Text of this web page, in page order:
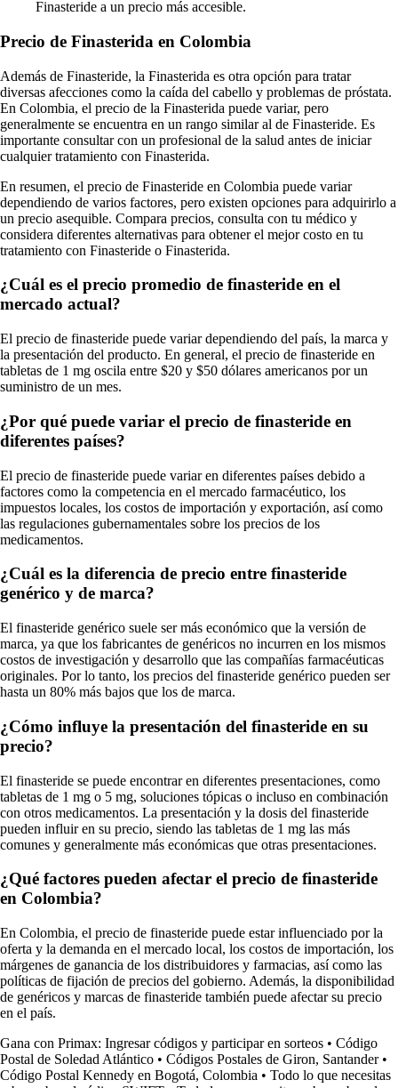
Finasteride a un precio más accesible.
Precio de Finasterida en Colombia
Además de Finasteride, la Finasterida es otra opción para tratar
diversas afecciones como la caída del cabello y problemas de próstata.
En Colombia, el precio de la Finasterida puede variar, pero
generalmente se encuentra en un rango similar al de Finasteride. Es
importante consultar con un profesional de la salud antes de iniciar
cualquier tratamiento con Finasterida.
En resumen, el precio de Finasteride en Colombia puede variar
dependiendo de varios factores, pero existen opciones para adquirirlo a
un precio asequible. Compara precios, consulta con tu médico y
considera diferentes alternativas para obtener el mejor costo en tu
tratamiento con Finasteride o Finasterida.
¿Cuál es el precio promedio de finasteride en el
mercado actual?
El precio de finasteride puede variar dependiendo del país, la marca y
la presentación del producto. En general, el precio de finasteride en
tabletas de 1 mg oscila entre $20 y $50 dólares americanos por un
suministro de un mes.
¿Por qué puede variar el precio de finasteride en
diferentes países?
El precio de finasteride puede variar en diferentes países debido a
factores como la competencia en el mercado farmacéutico, los
impuestos locales, los costos de importación y exportación, así como
las regulaciones gubernamentales sobre los precios de los
medicamentos.
¿Cuál es la diferencia de precio entre finasteride
genérico y de marca?
El finasteride genérico suele ser más económico que la versión de
marca, ya que los fabricantes de genéricos no incurren en los mismos
costos de investigación y desarrollo que las compañías farmacéuticas
originales. Por lo tanto, los precios del finasteride genérico pueden ser
hasta un 80% más bajos que los de marca.
¿Cómo influye la presentación del finasteride en su
precio?
El finasteride se puede encontrar en diferentes presentaciones, como
tabletas de 1 mg o 5 mg, soluciones tópicas o incluso en combinación
con otros medicamentos. La presentación y la dosis del finasteride
pueden influir en su precio, siendo las tabletas de 1 mg las más
comunes y generalmente más económicas que otras presentaciones.
¿Qué factores pueden afectar el precio de finasteride
en Colombia?
En Colombia, el precio de finasteride puede estar influenciado por la
oferta y la demanda en el mercado local, los costos de importación, los
márgenes de ganancia de los distribuidores y farmacias, así como las
políticas de fijación de precios del gobierno. Además, la disponibilidad
de genéricos y marcas de finasteride también puede afectar su precio
en el país.
Gana con Primax: Ingresar códigos y participar en sorteos • Código
Postal de Soledad Atlántico • Códigos Postales de Giron, Santander•
Código Postal Kennedy en Bogotá, Colombia • Todo lo que necesitas